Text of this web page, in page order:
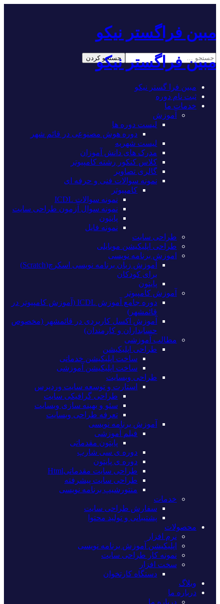
مبین فراگستر نیکو
مبین فراگستر نیکو
مبین فرا گستر نیکو
ثبت نام دوره
خدمات ما
آموزش
لیست دوره ها
دوره هوش مصنوعی در قائم شهر
لیست شهریه
مدرک های دانش آموزان
کلاس کنکور رشته کامپیوتر
گالری تصاویر
نمونه سوالات فنی و حرفه ای
کامپیوتر
نمونه سوالات ICDL
نمونه سوال آزمون طراحی سایت
پایتون
نمونه فایل
طراحی سایت
طراحی اپلیکیشن موبایلی
اموزش برنامه نویسی
آموزش زبان برنامه نویسی اسکرچ(Scratch)
برای کودکان
پایتون
آموزش کامپیوتر
دوره جامع آموزش ICDL (آموزش کامپیوتر در
قائمشهر)
آموزش اکسل کاربردی در قائمشهر (مخصوص
حسابداران و کارمندان)
مطالب آموزشی
طراحی اپلیکیشن
ساخت اپلیکیشن خدماتی
ساخت اپلیکیشن آموزشی
طراحی وبسایت
استارت و توسعه سایت وردپرس
طراحی گرافیکی سایت
سئو و بهینه سازی وبسایت
تعرفه طراحی وبسایت
آموزش برنامه نویسی
فیلم آموزشی
پایتون مقدماتی
دوره ی سی شارپ
دوره ی پایتون
طراحی سایت مقدماتیHtml
طراحی سایت پیشرفته
منتورشیپ برنامه نویسی
خدمات
سفارش طراحی سایت
پشتیبانی و تولید محتوا
محصولات
نرم افزار
اپلیکیشن آموزش برنامه نویسی
نمونه کار طراحی سایت
سخت افزار
دستگاه کارتخوان
وبلاگ
درباره ما
درباره ما